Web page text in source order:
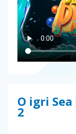
O igri
2